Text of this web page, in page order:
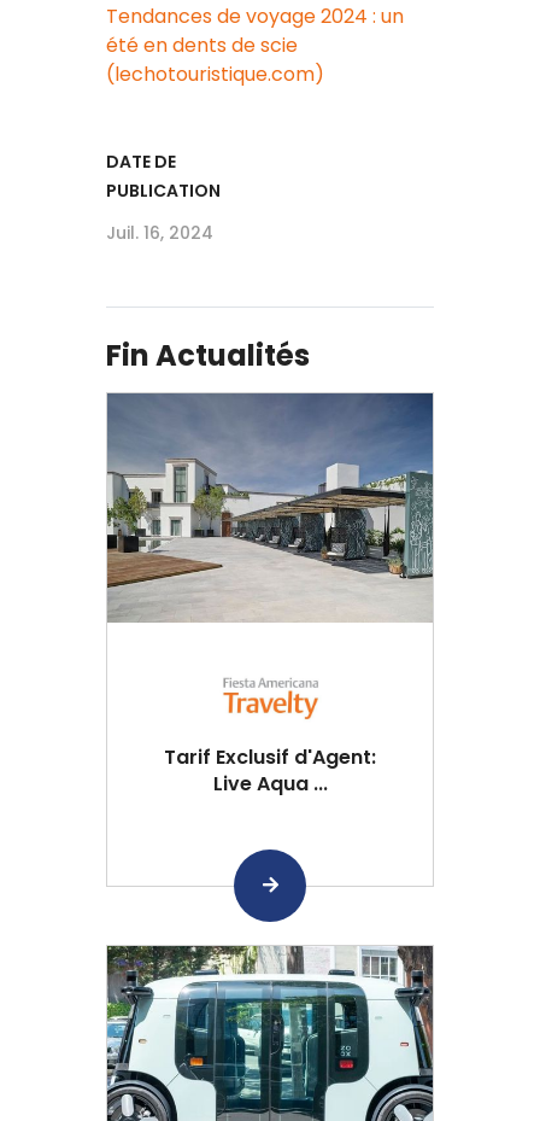
Tendances de voyage 2024 : un
été en dents de scie
(lechotouristique.com)
DATE DE
PUBLICATION
Juil. 16, 2024
Fin Actualités
Tarif Exclusif d'Agent:
Live Aqua ...